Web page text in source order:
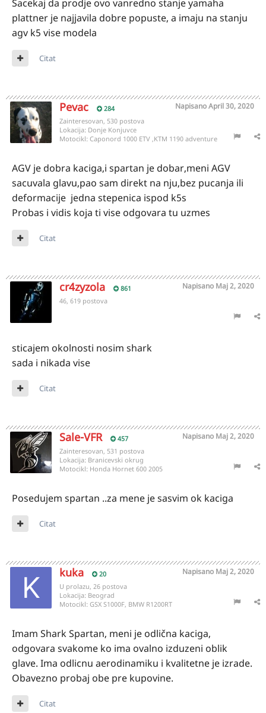
Sacekaj da prodje ovo vanredno stanje yamaha
plattner je najjavila dobre popuste, a imaju na stanju
agv k5 vise modela
Citat
Pevac 284 NapisanoApril 30, 2020
Zainteresovan, 530 postova
Lokacija: Donje Konjuvce
Motocikl: Caponord 1000 ETV ,KTM 1190 adventure
AGV je dobra kaciga,i spartan je dobar,meni AGV
sacuvala glavu,pao sam direkt na nju,bez pucanja ili
deformacije jedna stepenica ispod k5s
Probas i vidis koja ti vise odgovara tu uzmes
Citat
cr4zyzola 861 Napisano Maj 2, 2020
46, 619 postova
sticajem okolnosti nosim shark
sada i nikada vise
Citat
Sale-VFR 457 Napisano Maj 2, 2020
Zainteresovan, 531 postova
Lokacija: Branicevski okrug
Motocikl: Honda Hornet 600 2005
Posedujem spartan ..za mene je sasvim ok kaciga
Citat
kuka 20 Napisano Maj 2, 2020
U prolazu, 26 postova
Lokacija: Beograd
Motocikl: GSX S1000F, BMW R1200RT
Imam Shark Spartan, meni je odlična kaciga,
odgovara svakome ko ima ovalno izduzeni oblik
glave. Ima odlicnu aerodinamiku i kvalitetne je izrade.
Obavezno probaj obe pre kupovine.
Citat